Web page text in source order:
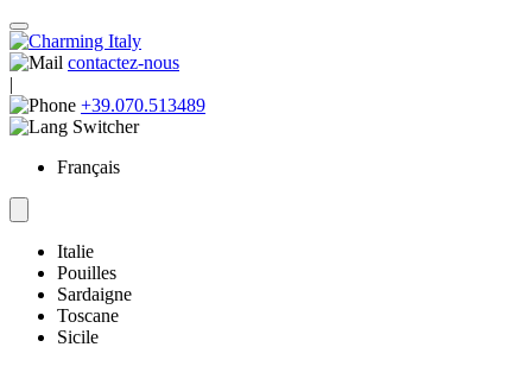
contactez-nous
|
+39.070.513489
Français
Italie
Pouilles
Sardaigne
Toscane
Sicile